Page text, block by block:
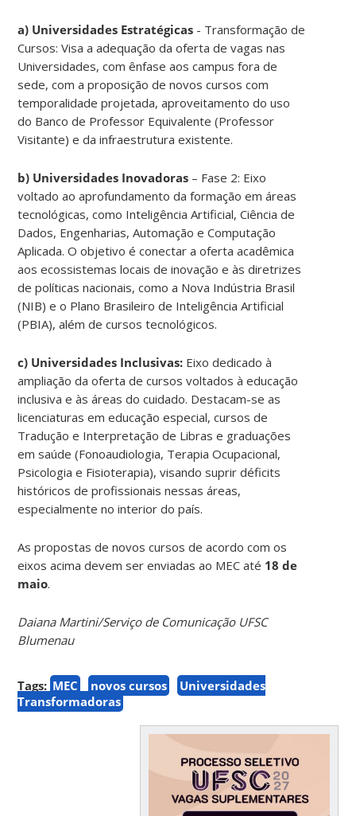
a) Universidades Estratégicas - Transformação de
Cursos: Visa a adequação da oferta de vagas nas
Universidades, com ênfase aos campus fora de
sede, com a proposição de novos cursos com
temporalidade projetada, aproveitamento do uso
do Banco de Professor Equivalente (Professor
Visitante) e da infraestrutura existente.
b) Universidades Inovadoras – Fase 2: Eixo
voltado ao aprofundamento da formação em áreas
tecnológicas, como Inteligência Artificial, Ciência de
Dados, Engenharias, Automação e Computação
Aplicada. O objetivo é conectar a oferta acadêmica
aos ecossistemas locais de inovação e às diretrizes
de políticas nacionais, como a Nova Indústria Brasil
(NIB) e o Plano Brasileiro de Inteligência Artificial
(PBIA), além de cursos tecnológicos.
c) Universidades Inclusivas: Eixo dedicado à
ampliação da oferta de cursos voltados à educação
inclusiva e às áreas do cuidado. Destacam-se as
licenciaturas em educação especial, cursos de
Tradução e Interpretação de Libras e graduações
em saúde (Fonoaudiologia, Terapia Ocupacional,
Psicologia e Fisioterapia), visando suprir déficits
históricos de profissionais nessas áreas,
especialmente no interior do país.
As propostas de novos cursos de acordo com os
eixos acima devem ser enviadas ao MEC até 18 de
maio.
Daiana Martini/Serviço de Comunicação UFSC
Blumenau
Tags: MEC novos cursos
Universidades
Transformadoras